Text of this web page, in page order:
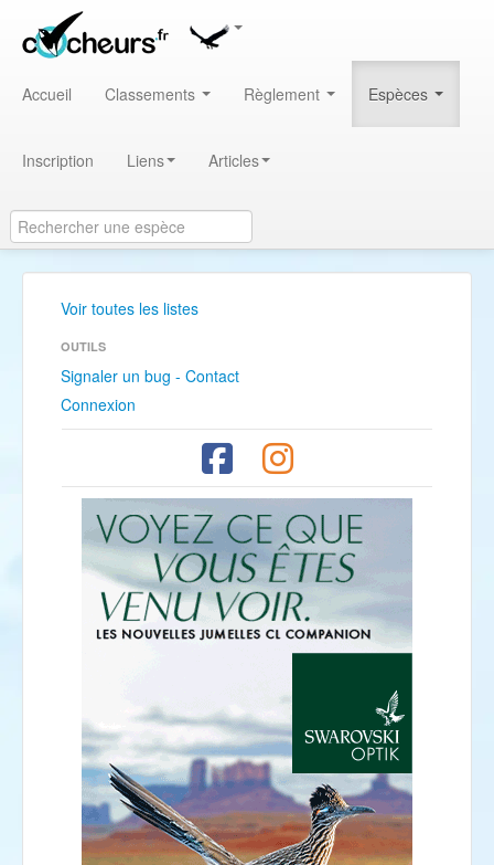
Accueil Classements Règlement Espèces
Inscription Liens Articles
Voir toutes les listes
OUTILS
Signaler un bug - Contact
Connexion